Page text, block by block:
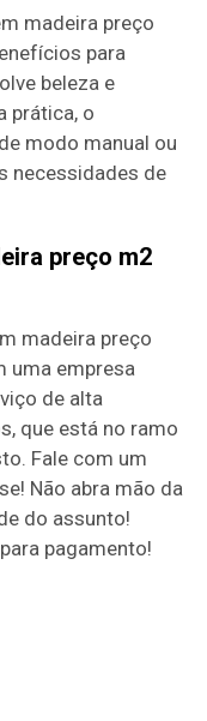
madeira preço
para
beleza e
prática, o
modo manual ou
necessidades de
preço m2
madeira preço
uma empresa
de alta
que está no ramo
Fale com um
Não abra mão da
do assunto!
pagamento!